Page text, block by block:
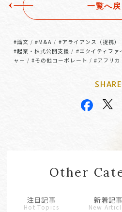
一覧へ戻
#論文 /#M&A / #アライアンス（提携）
#起業・株式公開支援 / #エクイティファ
ャー / #その他コーポレート /#アフリ
SHARE
Other
注目記事
Hot Topics
新着記事
New